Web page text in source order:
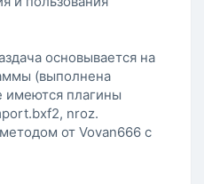
основывается на
(выполнена
имеются плагины
nroz.
от Vovan666 с